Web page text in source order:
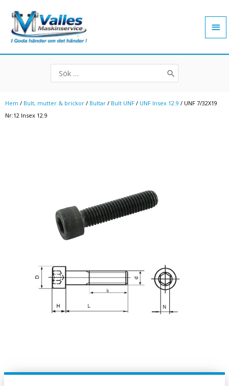
innehåll
Search
for:
Hem / Bult, mutter & brickor / Bultar / Bult UNF / UNF Insex 12.9 / UNF 7/32X19
Nr:12 Insex 12.9